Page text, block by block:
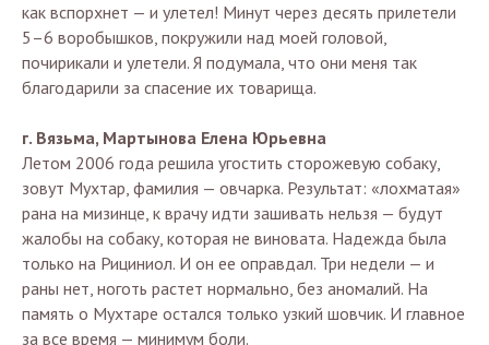
как вспорхнет — и улетел! Минут через десять прилетели
5–6 воробышков, покружили над моей головой,
почирикали и улетели. Я подумала, что они меня так
благодарили за спасение их товарища.
г. Вязьма, Мартынова Елена Юрьевна
Летом 2006 года решила угостить сторожевую собаку,
зовут Мухтар, фамилия — овчарка. Результат: «лохматая»
рана на мизинце, к врачу идти зашивать нельзя — будут
жалобы на собаку, которая не виновата. Надежда была
только на Рициниол. И он ее оправдал. Три недели — и
раны нет, ноготь растет нормально, без аномалий. На
память о Мухтаре остался только узкий шовчик. И главное
за все время — минимум боли.